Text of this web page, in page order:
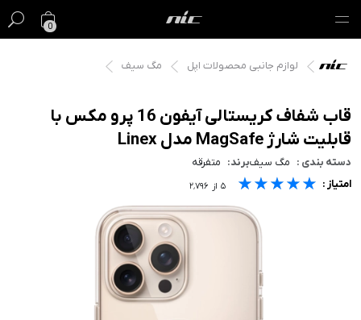
0
گیفت کارت
فروش ویژه
مک
آیفون
لوازم جانبی محصولات اپل مگ سیف
قاب شفاف کریستالی آیفون 16 پرو مکس با
قابلیت شارژ MagSafe مدل Linex
دسته بندی : مگ سیفبرند: متفرقه
امتیاز : ★★★★★
★★★★★
★★★★★ ۵ از ۲٬۷۹۶